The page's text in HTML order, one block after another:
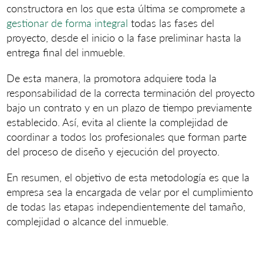
constructora en los que esta última se compromete a
gestionar de forma integral todas las fases del
proyecto, desde el inicio o la fase preliminar hasta la
entrega final del inmueble.
De esta manera, la promotora adquiere toda la
responsabilidad de la correcta terminación del proyecto
bajo un contrato y en un plazo de tiempo previamente
establecido. Así, evita al cliente la complejidad de
coordinar a todos los profesionales que forman parte
del proceso de diseño y ejecución del proyecto.
En resumen, el objetivo de esta metodología es que la
empresa sea la encargada de velar por el cumplimiento
de todas las etapas independientemente del tamaño,
complejidad o alcance del inmueble.